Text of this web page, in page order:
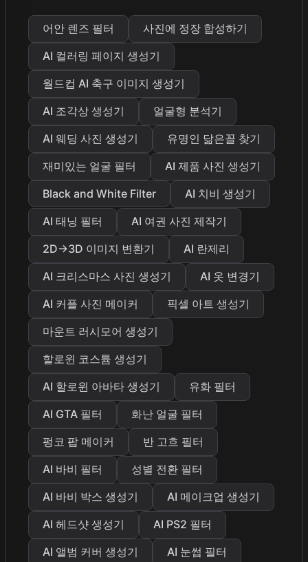
어안 렌즈 필터
사진에 정장 합성하기
AI 컬러링 페이지 생성기
월드컵 AI 축구 이미지 생성기
AI 조각상 생성기
얼굴형 분석기
AI 웨딩 사진 생성기
유명인 닮은꼴 찾기
재미있는 얼굴 필터
AI 제품 사진 생성기
Black and White Filter
AI 치비 생성기
AI 태닝 필터
AI 여권 사진 제작기
2D→3D 이미지 변환기
AI 란제리
AI 크리스마스 사진 생성기
AI 옷 변경기
AI 커플 사진 메이커
픽셀 아트 생성기
마운트 러시모어 생성기
할로윈 코스튬 생성기
AI 할로윈 아바타 생성기
유화 필터
AI GTA 필터
화난 얼굴 필터
펑코 팝 메이커
반 고흐 필터
AI 바비 필터
성별 전환 필터
AI 바비 박스 생성기
AI 메이크업 생성기
AI 헤드샷 생성기
AI PS2 필터
AI 앨범 커버 생성기
AI 눈썹 필터